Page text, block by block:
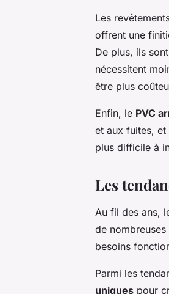
Les
offrent une
De plus, ils
nécessitent
être plus
Enfin, le PVC
et aux fuites,
plus difficile à
Les
Au fil des ans,
de
besoins
Parmi les
uniques pour